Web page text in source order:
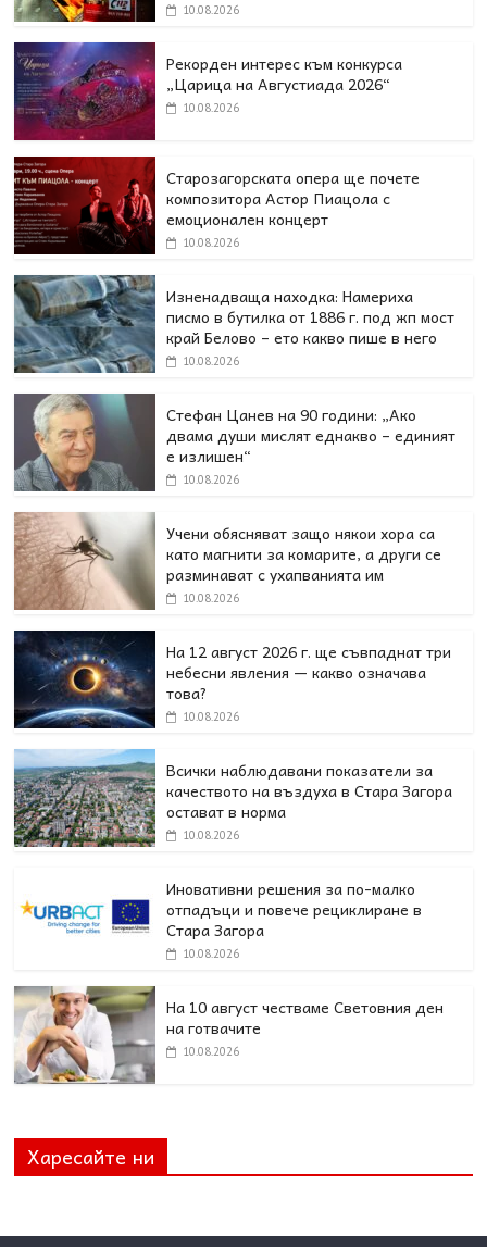
10.08.2026
Рекорден интерес към конкурса
„Царица на Августиада 2026“
10.08.2026
Старозагорската опера ще почете
композитора Астор Пиацола с
емоционален концерт
10.08.2026
Изненадваща находка: Намериха
писмо в бутилка от 1886 г. под жп мост
край Белово – ето какво пише в него
10.08.2026
Стефан Цанев на 90 години: „Ако
двама души мислят еднакво – единият
е излишен“
10.08.2026
Учени обясняват защо някои хора са
като магнити за комарите, а други се
разминават с ухапванията им
10.08.2026
На 12 август 2026 г. ще съвпаднат три
небесни явления — какво означава
това?
10.08.2026
Всички наблюдавани показатели за
качеството на въздуха в Стара Загора
остават в норма
10.08.2026
Иновативни решения за по-малко
отпадъци и повече рециклиране в
Стара Загора
10.08.2026
На 10 август честваме Световния ден
на готвачите
10.08.2026
Харесайте ни